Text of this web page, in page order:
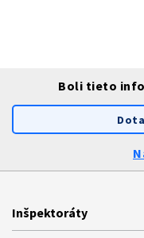
Boli tieto
Inšpektoráty